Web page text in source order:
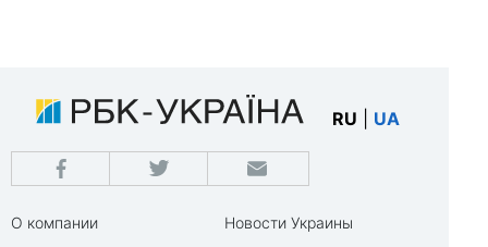
RU UA
О компании
Новости Украины